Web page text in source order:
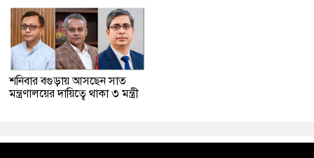
শনিবার বগুড়ায় আসছেন সাত
মন্ত্রণালয়ের দায়িত্বে থাকা ৩ মন্ত্রী